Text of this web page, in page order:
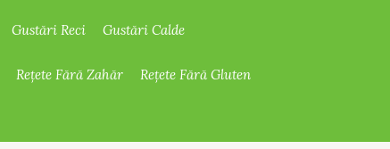
Gustări Reci Gustări Calde
Rețete Fără Zahăr Rețete Fără Gluten